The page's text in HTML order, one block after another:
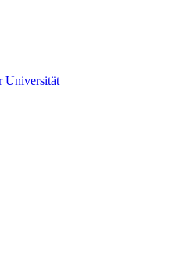
Universität